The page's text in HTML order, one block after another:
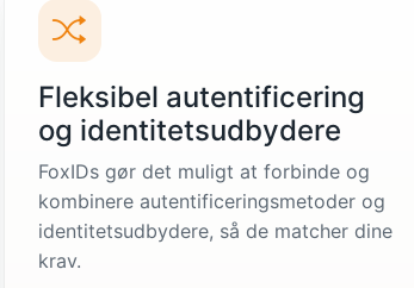
Fleksibel autentificering
og identitetsudbydere
FoxIDs gør det muligt at forbinde og
kombinere autentificeringsmetoder og
identitetsudbydere, så de matcher dine
krav.